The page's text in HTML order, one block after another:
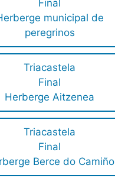
Final
municipal de
peregrinos
Triacastela
Final
Herberge Aitzenea
Triacastela
Final
Berce do Camiño